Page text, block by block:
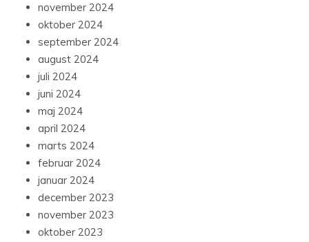
november 2024
oktober 2024
september 2024
august 2024
juli 2024
juni 2024
maj 2024
april 2024
marts 2024
februar 2024
januar 2024
december 2023
november 2023
oktober 2023